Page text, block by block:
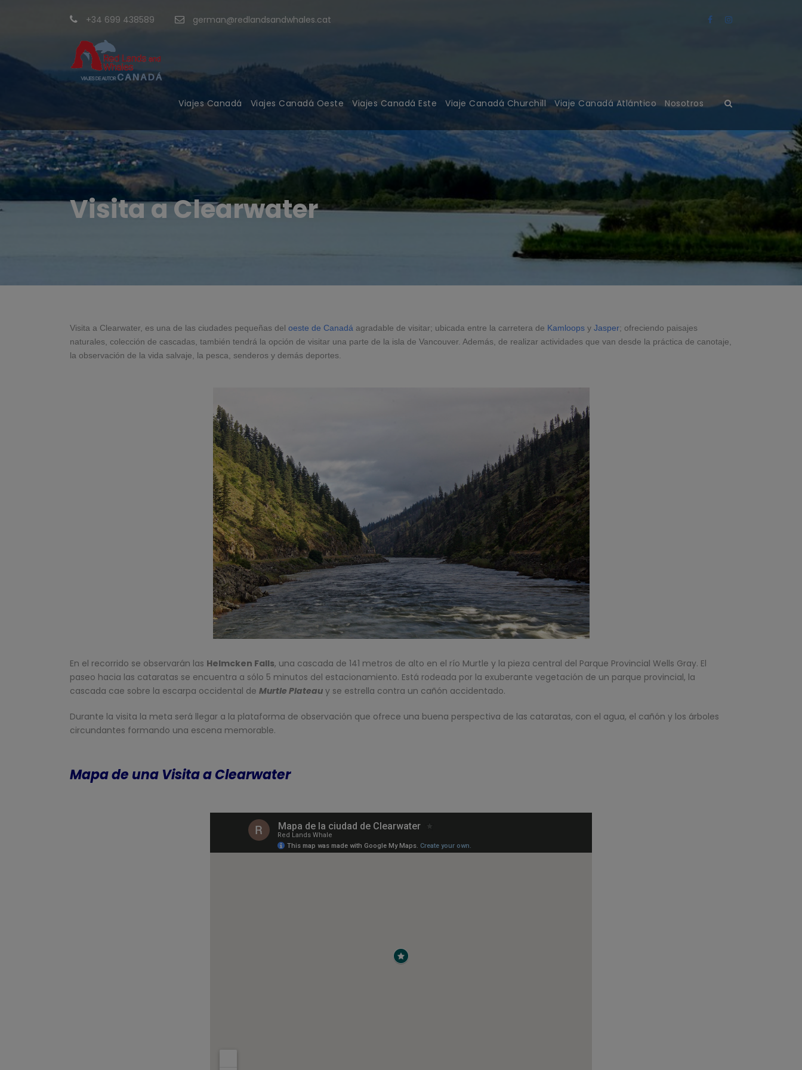
+34 699 438589 german@redlandsandwhales.cat
Viajes Canadá Viajes Canadá Oeste Viajes Canadá Este Viaje Canadá Churchill Viaje Canadá Atlántico Nosotros
Visita a Clearwater
Visita a Clearwater, es una de las ciudades pequeñas del oeste de Canadá agradable de visitar; ubicada entre la carretera de Kamloops y Jasper; ofreciendo paisajes
naturales, colección de cascadas, también tendrá la opción de visitar una parte de la isla de Vancouver. Además, de realizar actividades que van desde la práctica de canotaje,
la observación de la vida salvaje, la pesca, senderos y demás deportes.
En el recorrido se observarán las Helmcken Falls, una cascada de 141 metros de alto en el río Murtle y la pieza central del Parque Provincial Wells Gray. El
paseo hacia las cataratas se encuentra a sólo 5 minutos del estacionamiento. Está rodeada por la exuberante vegetación de un parque provincial, la
cascada cae sobre la escarpa occidental de Murtle Plateau y se estrella contra un cañón accidentado.
Durante la visita la meta será llegar a la plataforma de observación que ofrece una buena perspectiva de las cataratas, con el agua, el cañón y los árboles
circundantes formando una escena memorable.
Mapa de una Visita a Clearwater